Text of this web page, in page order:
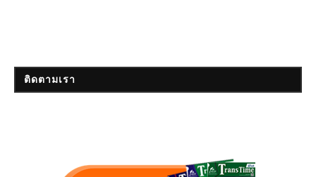
ติดตามเรา